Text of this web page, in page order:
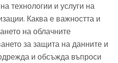
технологии и услуги на
Каква е важността и
на облачните
за защита на данните и
и обсъжда въпроси